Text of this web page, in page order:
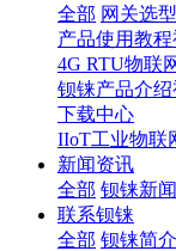
全部 网关选
产品使用教程
4G RTU物联
钡铼产品介绍
下载中心
IIoT工业物联
新闻资讯
全部 钡铼新闻
联系钡铼
全部 钡铼简介